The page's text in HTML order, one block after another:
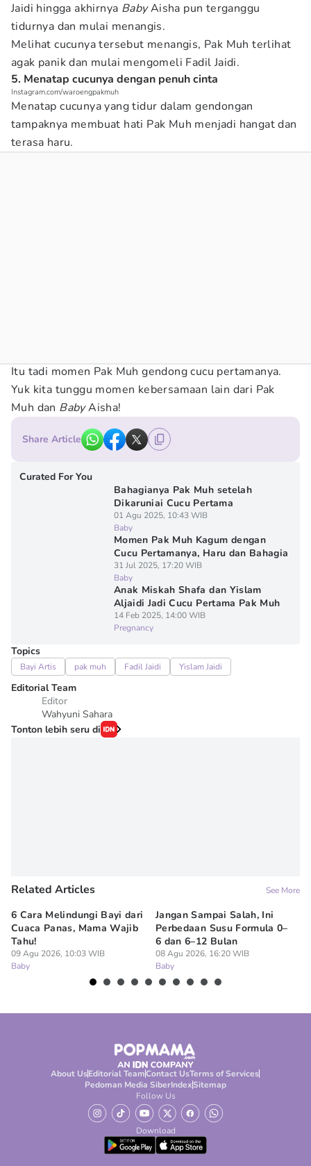
Jaidi hingga akhirnya BabyAisha pun terganggu
tidurnya dan mulai menangis.
Melihat cucunya tersebut menangis, Pak Muh terlihat
agak panik dan mulai mengomeli Fadil Jaidi.
5. Menatap cucunya dengan penuh cinta
Instagram.com/waroengpakmuh
Menatap cucunya yang tidur dalam gendongan
tampaknya membuat hati Pak Muh menjadi hangat dan
terasa haru.
Itu tadi momen Pak Muh gendong cucu pertamanya.
Yuk kita tunggu momen kebersamaan lain dari Pak
Muh dan BabyAisha!
Share Article
Curated For You
Bahagianya Pak Muh setelah
Dikaruniai Cucu Pertama
01 Agu 2025, 10:43 WIB
Baby
Momen Pak Muh Kagum dengan
Cucu Pertamanya, Haru dan Bahagia
31 Jul 2025, 17:20 WIB
Baby
Anak Miskah Shafa dan Yislam
Aljaidi Jadi Cucu Pertama Pak Muh
14 Feb 2025, 14:00 WIB
Pregnancy
Topics
Bayi Artis pak muh Fadil Jaidi Yislam Jaidi
Editorial Team
Editor
Wahyuni Sahara
Tonton lebih seru di
Related Articles See More
6 Cara Melindungi Bayi dari
Cuaca Panas, Mama Wajib
Tahu!
09 Agu 2026, 10:03 WIB
Baby
Jangan Sampai Salah, Ini
Perbedaan Susu Formula 0–
6 dan 6–12 Bulan
08 Agu 2026, 16:20 WIB
Baby
About UsEditorial TeamContact UsTerms of Services
Pedoman Media SiberIndexSitemap
Follow Us
Download